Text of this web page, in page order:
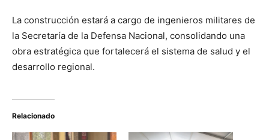
La construcción estará a cargo de ingenieros militares de
la Secretaría de la Defensa Nacional, consolidando una
obra estratégica que fortalecerá el sistema de salud y el
desarrollo regional.
Relacionado